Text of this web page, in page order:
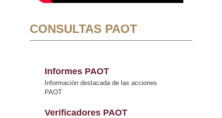
CONSULTAS PAOT
Informes PAOT
Información destacada de las acciones
PAOT
Verificadores PAOT